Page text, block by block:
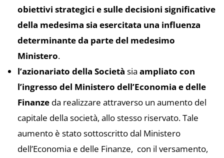
obiettivi strategici e sulle decisioni significative
della medesima sia esercitata una influenza
determinante da parte del medesimo
Ministero.
l’azionariato della Società sia ampliato con
l’ingresso del Ministero dell’Economia e delle
Finanze da realizzare attraverso un aumento del
capitale della società, allo stesso riservato. Tale
aumento è stato sottoscritto dal Ministero
dell’Economia e delle Finanze, con il versamento,